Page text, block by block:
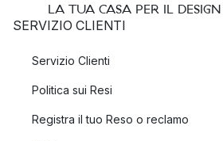
LA TUA CASA PER IL
SERVIZIO CLIENTI
Servizio Clienti
Politica sui Resi
Registra il tuo Reso o reclamo